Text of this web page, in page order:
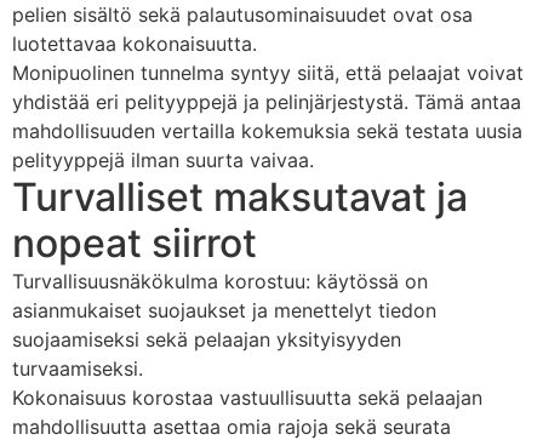
pelien sisältö sekä palautusominaisuudet ovat osa
luotettavaa kokonaisuutta.
Monipuolinen tunnelma syntyy siitä, että pelaajat voivat
yhdistää eri pelityyppejä ja pelinjärjestystä. Tämä antaa
mahdollisuuden vertailla kokemuksia sekä testata uusia
pelityyppejä ilman suurta vaivaa.
Turvalliset maksutavat ja
nopeat siirrot
Turvallisuusnäkökulma korostuu: käytössä on
asianmukaiset suojaukset ja menettelyt tiedon
suojaamiseksi sekä pelaajan yksityisyyden
turvaamiseksi.
Kokonaisuus korostaa vastuullisuutta sekä pelaajan
mahdollisuutta asettaa omia rajoja sekä seurata